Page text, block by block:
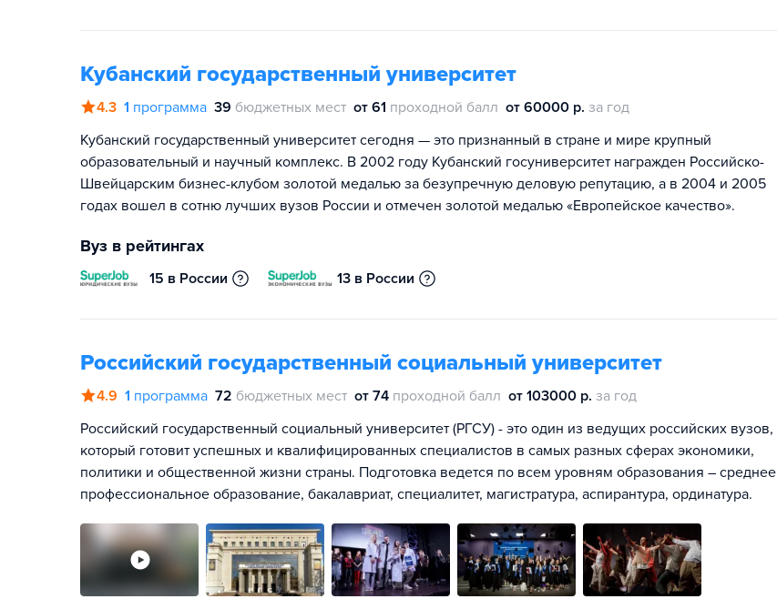
Кубанский государственный университет
4.3 1 программа 39 бюджетных мест от 61 проходной балл от 60000 р. за год
Кубанский государственный университет сегодня — это признанный в стране и мире крупный
образовательный и научный комплекс. В 2002 году Кубанский госуниверситет награжден Российско-
Швейцарским бизнес-клубом золотой медалью за безупречную деловую репутацию, а в 2004 и 2005
годах вошел в сотню лучших вузов России и отмечен золотой медалью «Европейское качество».
Вуз в рейтингах
15 в России 13 в России
Российский государственный социальный университет
4.9 1 программа 72 бюджетных мест от 74 проходной балл от 103000 р. за год
Российский государственный социальный университет (РГСУ) - это один из ведущих российских вузов,
который готовит успешных и квалифицированных специалистов в самых разных сферах экономики,
политики и общественной жизни страны. Подготовка ведется по всем уровням образования – среднее
профессиональное образование, бакалавриат, специалитет, магистратура, аспирантура, ординатура.